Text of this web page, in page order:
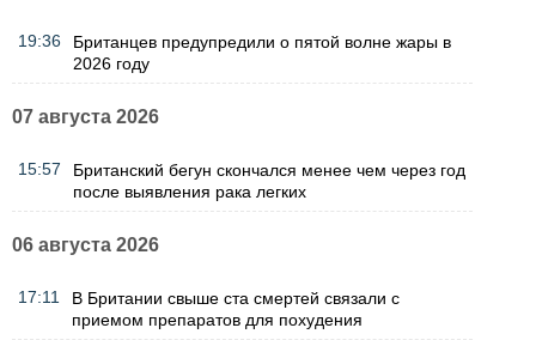
19:36
Британцев предупредили о пятой волне жары в
2026 году
07 августа 2026
15:57
Британский бегун скончался менее чем через год
после выявления рака легких
06 августа 2026
17:11
В Британии свыше ста смертей связали с
приемом препаратов для похудения